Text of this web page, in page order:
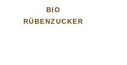
BIO
RÜBENZUCKER